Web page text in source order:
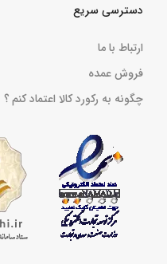
دسترسی سریع
ارتباط با ما
فروش عمده
چگونه به رکورد کالا اعتماد کنم ؟